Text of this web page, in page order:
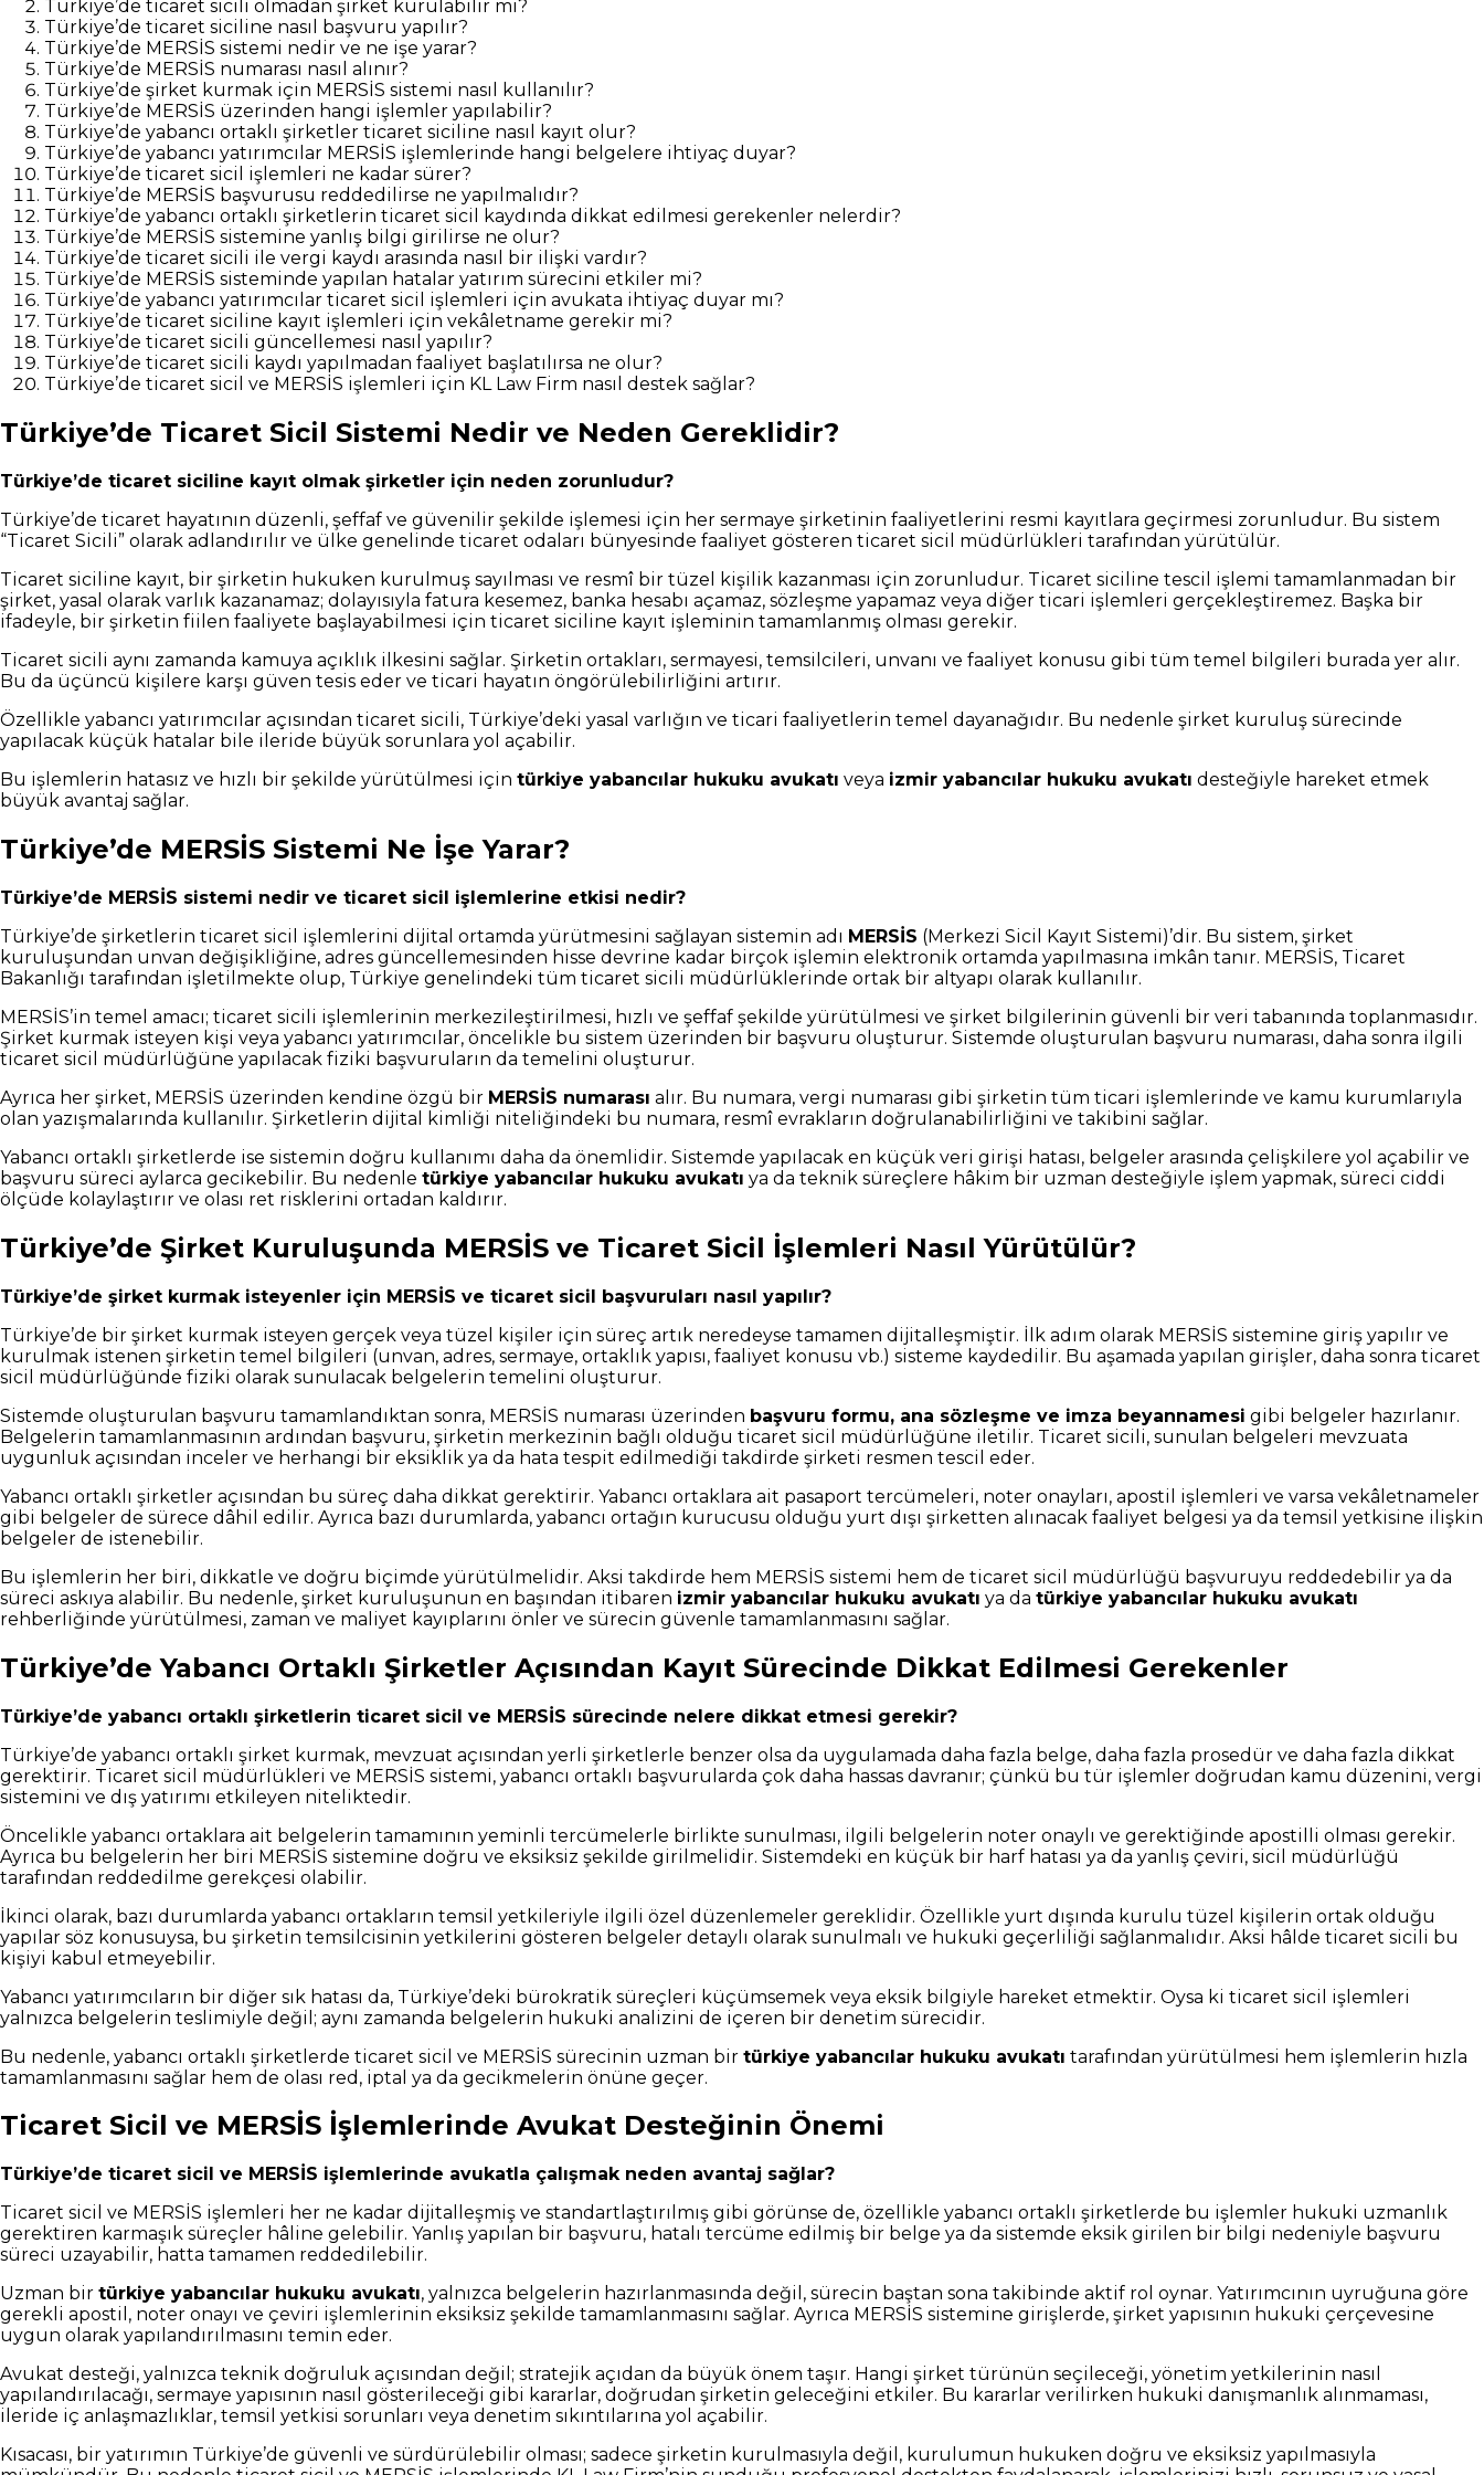
Türkiye’de ticaret sicili olmadan şirket kurulabilir mi?
Türkiye’de ticaret siciline nasıl başvuru yapılır?
Türkiye’de MERSİS sistemi nedir ve ne işe yarar?
Türkiye’de MERSİS numarası nasıl alınır?
Türkiye’de şirket kurmak için MERSİS sistemi nasıl kullanılır?
Türkiye’de MERSİS üzerinden hangi işlemler yapılabilir?
Türkiye’de yabancı ortaklı şirketler ticaret siciline nasıl kayıt olur?
Türkiye’de yabancı yatırımcılar MERSİS işlemlerinde hangi belgelere ihtiyaç duyar?
Türkiye’de ticaret sicil işlemleri ne kadar sürer?
Türkiye’de MERSİS başvurusu reddedilirse ne yapılmalıdır?
Türkiye’de yabancı ortaklı şirketlerin ticaret sicil kaydında dikkat edilmesi gerekenler nelerdir?
Türkiye’de MERSİS sistemine yanlış bilgi girilirse ne olur?
Türkiye’de ticaret sicili ile vergi kaydı arasında nasıl bir ilişki vardır?
Türkiye’de MERSİS sisteminde yapılan hatalar yatırım sürecini etkiler mi?
Türkiye’de yabancı yatırımcılar ticaret sicil işlemleri için avukata ihtiyaç duyar mı?
Türkiye’de ticaret siciline kayıt işlemleri için vekâletname gerekir mi?
Türkiye’de ticaret sicili güncellemesi nasıl yapılır?
Türkiye’de ticaret sicili kaydı yapılmadan faaliyet başlatılırsa ne olur?
Türkiye’de ticaret sicil ve MERSİS işlemleri için KL Law Firm nasıl destek sağlar?
Türkiye’de Ticaret Sicil Sistemi Nedir ve Neden Gereklidir?
Türkiye’de ticaret siciline kayıt olmak şirketler için neden zorunludur?
Türkiye’de ticaret hayatının düzenli, şeffaf ve güvenilir şekilde işlemesi için her sermaye şirketinin faaliyetlerini resmi kayıtlara geçirmesi zorunludur. Bu sistem
“Ticaret Sicili” olarak adlandırılır ve ülke genelinde ticaret odaları bünyesinde faaliyet gösteren ticaret sicil müdürlükleri tarafından yürütülür.
Ticaret siciline kayıt, bir şirketin hukuken kurulmuş sayılması ve resmî bir tüzel kişilik kazanması için zorunludur. Ticaret siciline tescil işlemi tamamlanmadan bir
şirket, yasal olarak varlık kazanamaz; dolayısıyla fatura kesemez, banka hesabı açamaz, sözleşme yapamaz veya diğer ticari işlemleri gerçekleştiremez. Başka bir
ifadeyle, bir şirketin fiilen faaliyete başlayabilmesi için ticaret siciline kayıt işleminin tamamlanmış olması gerekir.
Ticaret sicili aynı zamanda kamuya açıklık ilkesini sağlar. Şirketin ortakları, sermayesi, temsilcileri, unvanı ve faaliyet konusu gibi tüm temel bilgileri burada yer alır.
Bu da üçüncü kişilere karşı güven tesis eder ve ticari hayatın öngörülebilirliğini artırır.
Özellikle yabancı yatırımcılar açısından ticaret sicili, Türkiye’deki yasal varlığın ve ticari faaliyetlerin temel dayanağıdır. Bu nedenle şirket kuruluş sürecinde
yapılacak küçük hatalar bile ileride büyük sorunlara yol açabilir.
Bu işlemlerin hatasız ve hızlı bir şekilde yürütülmesi için türkiye yabancılar hukuku avukatı veya izmir yabancılar hukuku avukatı desteğiyle hareket etmek
büyük avantaj sağlar.
Türkiye’de MERSİS Sistemi Ne İşe Yarar?
Türkiye’de MERSİS sistemi nedir ve ticaret sicil işlemlerine etkisi nedir?
Türkiye’de şirketlerin ticaret sicil işlemlerini dijital ortamda yürütmesini sağlayan sistemin adı MERSİS (Merkezi Sicil Kayıt Sistemi)’dir. Bu sistem, şirket
kuruluşundan unvan değişikliğine, adres güncellemesinden hisse devrine kadar birçok işlemin elektronik ortamda yapılmasına imkân tanır. MERSİS, Ticaret
Bakanlığı tarafından işletilmekte olup, Türkiye genelindeki tüm ticaret sicili müdürlüklerinde ortak bir altyapı olarak kullanılır.
MERSİS’in temel amacı; ticaret sicili işlemlerinin merkezileştirilmesi, hızlı ve şeffaf şekilde yürütülmesi ve şirket bilgilerinin güvenli bir veri tabanında toplanmasıdır.
Şirket kurmak isteyen kişi veya yabancı yatırımcılar, öncelikle bu sistem üzerinden bir başvuru oluşturur. Sistemde oluşturulan başvuru numarası, daha sonra ilgili
ticaret sicil müdürlüğüne yapılacak fiziki başvuruların da temelini oluşturur.
Ayrıca her şirket, MERSİS üzerinden kendine özgü bir MERSİS numarası alır. Bu numara, vergi numarası gibi şirketin tüm ticari işlemlerinde ve kamu kurumlarıyla
olan yazışmalarında kullanılır. Şirketlerin dijital kimliği niteliğindeki bu numara, resmî evrakların doğrulanabilirliğini ve takibini sağlar.
Yabancı ortaklı şirketlerde ise sistemin doğru kullanımı daha da önemlidir. Sistemde yapılacak en küçük veri girişi hatası, belgeler arasında çelişkilere yol açabilir ve
başvuru süreci aylarca gecikebilir. Bu nedenle türkiye yabancılar hukuku avukatı ya da teknik süreçlere hâkim bir uzman desteğiyle işlem yapmak, süreci ciddi
ölçüde kolaylaştırır ve olası ret risklerini ortadan kaldırır.
Türkiye’de Şirket Kuruluşunda MERSİS ve Ticaret Sicil İşlemleri Nasıl Yürütülür?
Türkiye’de şirket kurmak isteyenler için MERSİS ve ticaret sicil başvuruları nasıl yapılır?
Türkiye’de bir şirket kurmak isteyen gerçek veya tüzel kişiler için süreç artık neredeyse tamamen dijitalleşmiştir. İlk adım olarak MERSİS sistemine giriş yapılır ve
kurulmak istenen şirketin temel bilgileri (unvan, adres, sermaye, ortaklık yapısı, faaliyet konusu vb.) sisteme kaydedilir. Bu aşamada yapılan girişler, daha sonra ticaret
sicil müdürlüğünde fiziki olarak sunulacak belgelerin temelini oluşturur.
Sistemde oluşturulan başvuru tamamlandıktan sonra, MERSİS numarası üzerinden başvuru formu, ana sözleşme ve imza beyannamesi gibi belgeler hazırlanır.
Belgelerin tamamlanmasının ardından başvuru, şirketin merkezinin bağlı olduğu ticaret sicil müdürlüğüne iletilir. Ticaret sicili, sunulan belgeleri mevzuata
uygunluk açısından inceler ve herhangi bir eksiklik ya da hata tespit edilmediği takdirde şirketi resmen tescil eder.
Yabancı ortaklı şirketler açısından bu süreç daha dikkat gerektirir. Yabancı ortaklara ait pasaport tercümeleri, noter onayları, apostil işlemleri ve varsa vekâletnameler
gibi belgeler de sürece dâhil edilir. Ayrıca bazı durumlarda, yabancı ortağın kurucusu olduğu yurt dışı şirketten alınacak faaliyet belgesi ya da temsil yetkisine ilişkin
belgeler de istenebilir.
Bu işlemlerin her biri, dikkatle ve doğru biçimde yürütülmelidir. Aksi takdirde hem MERSİS sistemi hem de ticaret sicil müdürlüğü başvuruyu reddedebilir ya da
süreci askıya alabilir. Bu nedenle, şirket kuruluşunun en başından itibaren izmir yabancılar hukuku avukatı ya da türkiye yabancılar hukuku avukatı
rehberliğinde yürütülmesi, zaman ve maliyet kayıplarını önler ve sürecin güvenle tamamlanmasını sağlar.
Türkiye’de Yabancı Ortaklı Şirketler Açısından Kayıt Sürecinde Dikkat Edilmesi Gerekenler
Türkiye’de yabancı ortaklı şirketlerin ticaret sicil ve MERSİS sürecinde nelere dikkat etmesi gerekir?
Türkiye’de yabancı ortaklı şirket kurmak, mevzuat açısından yerli şirketlerle benzer olsa da uygulamada daha fazla belge, daha fazla prosedür ve daha fazla dikkat
gerektirir. Ticaret sicil müdürlükleri ve MERSİS sistemi, yabancı ortaklı başvurularda çok daha hassas davranır; çünkü bu tür işlemler doğrudan kamu düzenini, vergi
sistemini ve dış yatırımı etkileyen niteliktedir.
Öncelikle yabancı ortaklara ait belgelerin tamamının yeminli tercümelerle birlikte sunulması, ilgili belgelerin noter onaylı ve gerektiğinde apostilli olması gerekir.
Ayrıca bu belgelerin her biri MERSİS sistemine doğru ve eksiksiz şekilde girilmelidir. Sistemdeki en küçük bir harf hatası ya da yanlış çeviri, sicil müdürlüğü
tarafından reddedilme gerekçesi olabilir.
İkinci olarak, bazı durumlarda yabancı ortakların temsil yetkileriyle ilgili özel düzenlemeler gereklidir. Özellikle yurt dışında kurulu tüzel kişilerin ortak olduğu
yapılar söz konusuysa, bu şirketin temsilcisinin yetkilerini gösteren belgeler detaylı olarak sunulmalı ve hukuki geçerliliği sağlanmalıdır. Aksi hâlde ticaret sicili bu
kişiyi kabul etmeyebilir.
Yabancı yatırımcıların bir diğer sık hatası da, Türkiye’deki bürokratik süreçleri küçümsemek veya eksik bilgiyle hareket etmektir. Oysa ki ticaret sicil işlemleri
yalnızca belgelerin teslimiyle değil; aynı zamanda belgelerin hukuki analizini de içeren bir denetim sürecidir.
Bu nedenle, yabancı ortaklı şirketlerde ticaret sicil ve MERSİS sürecinin uzman bir türkiye yabancılar hukuku avukatı tarafından yürütülmesi hem işlemlerin hızla
tamamlanmasını sağlar hem de olası red, iptal ya da gecikmelerin önüne geçer.
Ticaret Sicil ve MERSİS İşlemlerinde Avukat Desteğinin Önemi
Türkiye’de ticaret sicil ve MERSİS işlemlerinde avukatla çalışmak neden avantaj sağlar?
Ticaret sicil ve MERSİS işlemleri her ne kadar dijitalleşmiş ve standartlaştırılmış gibi görünse de, özellikle yabancı ortaklı şirketlerde bu işlemler hukuki uzmanlık
gerektiren karmaşık süreçler hâline gelebilir. Yanlış yapılan bir başvuru, hatalı tercüme edilmiş bir belge ya da sistemde eksik girilen bir bilgi nedeniyle başvuru
süreci uzayabilir, hatta tamamen reddedilebilir.
Uzman bir türkiye yabancılar hukuku avukatı, yalnızca belgelerin hazırlanmasında değil, sürecin baştan sona takibinde aktif rol oynar. Yatırımcının uyruğuna göre
gerekli apostil, noter onayı ve çeviri işlemlerinin eksiksiz şekilde tamamlanmasını sağlar. Ayrıca MERSİS sistemine girişlerde, şirket yapısının hukuki çerçevesine
uygun olarak yapılandırılmasını temin eder.
Avukat desteği, yalnızca teknik doğruluk açısından değil; stratejik açıdan da büyük önem taşır. Hangi şirket türünün seçileceği, yönetim yetkilerinin nasıl
yapılandırılacağı, sermaye yapısının nasıl gösterileceği gibi kararlar, doğrudan şirketin geleceğini etkiler. Bu kararlar verilirken hukuki danışmanlık alınmaması,
ileride iç anlaşmazlıklar, temsil yetkisi sorunları veya denetim sıkıntılarına yol açabilir.
Kısacası, bir yatırımın Türkiye’de güvenli ve sürdürülebilir olması; sadece şirketin kurulmasıyla değil, kurulumun hukuken doğru ve eksiksiz yapılmasıyla